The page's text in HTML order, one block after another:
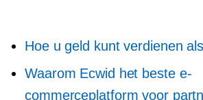
Hoe u geld kunt verdienen
Waarom Ecwid het beste e-
commerceplatform voor